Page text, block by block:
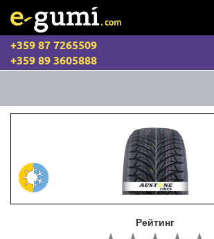
+359 87 7265509
+359 89 3605888
Рейтинг